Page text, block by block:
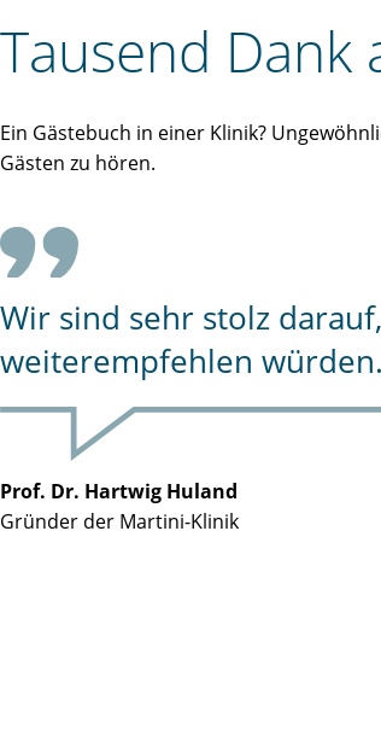
Tausend Dank
Ein Gästebuch in einer Klinik?
Gästen zu hören.
Wir sind sehr stolz
weiterempfehlen würden.
Prof. Dr. Hartwig Huland
Gründer der Martini-Klinik